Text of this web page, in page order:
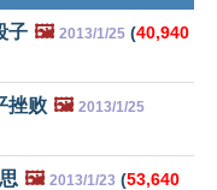
子 🖼️ 2013/1/25 (40,940
挫败 🖼️ 2013/1/25
🖼️ 2013/1/23 (53,640